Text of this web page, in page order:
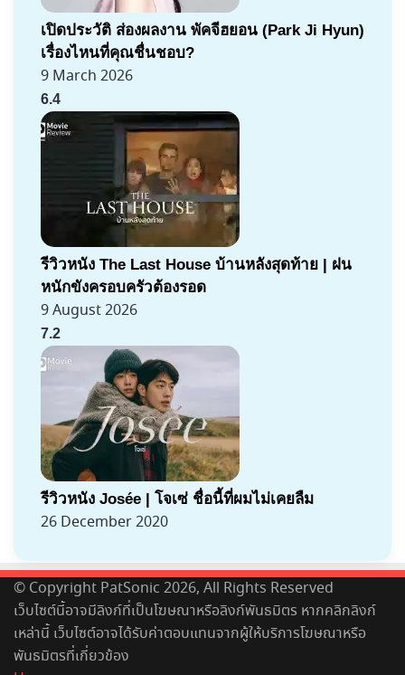
เปิดประวัติ ส่องผลงาน พัคจีฮยอน (Park Ji Hyun)
เรื่องไหนที่คุณชื่นชอบ?
9 March 2026
6.4
รีวิวหนัง The Last House บ้านหลังสุดท้าย | ฝน
หนักขังครอบครัวต้องรอด
9 August 2026
7.2
รีวิวหนัง Josée | โจเซ่ ชื่อนี้ที่ผมไม่เคยลืม
26 December 2020
© Copyright PatSonic 2026, All Rights Reserved
เว็บไซต์นี้อาจมีลิงก์ที่เป็นโฆษณาหรือลิงก์พันธมิตร หากคลิกลิงก์
เหล่านี้ เว็บไซต์อาจได้รับค่าตอบแทนจากผู้ให้บริการโฆษณาหรือ
พันธมิตรที่เกี่ยวข้อง